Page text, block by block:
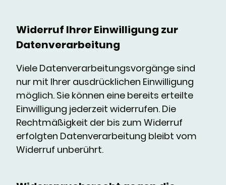
Widerruf Ihrer Einwilligung zur
Datenverarbeitung
Viele Datenverarbeitungsvorgänge sind
nur mit Ihrer ausdrücklichen Einwilligung
möglich. Sie können eine bereits erteilte
Einwilligung jederzeit widerrufen. Die
Rechtmäßigkeit der bis zum Widerruf
erfolgten Datenverarbeitung bleibt vom
Widerruf unberührt.